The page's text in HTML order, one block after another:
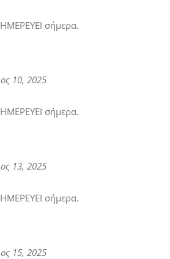
σήμερα.
10, 2025
σήμερα.
13, 2025
σήμερα.
15, 2025